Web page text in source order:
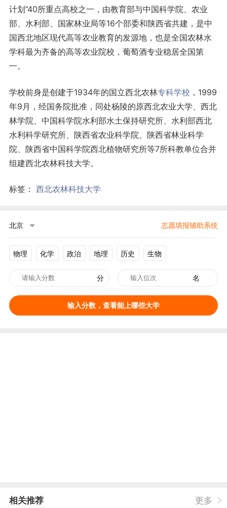
计划”40所重点高校之一，由教育部与中国科学院、农业
部、水利部、国家林业局等16个部委和陕西省共建，是中
国西北地区现代高等农业教育的发源地，也是全国农林水
学科最为齐备的高等农业院校，葡萄酒专业稳居全国第
一。
学校前身是创建于1934年的国立西北农林专科学校 ，1999
年9月，经国务院批准，同处杨陵的原西北农业大学、西北
林学院、中国科学院水利部水土保持研究所、水利部西北
水利科学研究所、陕西省农业科学院、陕西省林业科学
院、陕西省中国科学院西北植物研究所等7所科教单位合并
组建西北农林科技大学。
标签： 西北农林科技大学
北京 志愿填报辅助系统
物理 化学 政治 地理 历史 生物
分 名
输入分数，查看能上哪些大学
相关推荐 更多